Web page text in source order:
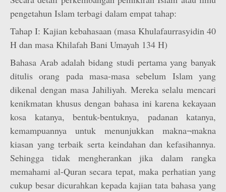
pengetahun Islam terbagi dalam empat tahap:
Tahap I: Kajian kebahasaan (masa Khulafaurrasyidin 40
H dan masa Khilafah Bani Umayah 134 H)
Bahasa Arab adalah bidang studi pertama yang banyak
ditulis orang pada masa-masa sebelum Islam yang
dikenal dengan masa Jahiliyah. Mereka selalu mencari
kenikmatan khusus dengan bahasa ini karena kekayaan
kosa katanya, bentuk-bentuknya, padanan katanya,
kemampuannya untuk menunjukkan makna¬makna
kiasan yang terbaik serta keindahan dan kefasihannya.
Sehingga tidak mengherankan jika dalam rangka
memahami al-Quran secara tepat, maka perhatian yang
cukup besar dicurahkan kepada kajian tata bahasa yang